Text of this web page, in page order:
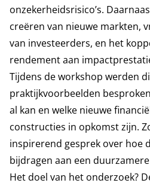
onzekerheidsrisico’s.
creëren van nieuwe markten,
van investeerders, en het
rendement aan
Tijdens de workshop werden
praktijkvoorbeelden
al kan en welke nieuwe
constructies in opkomst zijn.
inspirerend gesprek over hoe
bijdragen aan een
Het doel van het onderzoek?